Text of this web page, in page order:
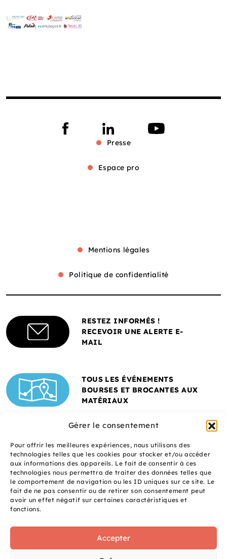
Gérer le consentement
Pour offrir les meilleures expériences, nous utilisons des
technologies telles que les cookies pour stocker et/ou accéder
aux informations des appareils. Le fait de consentir à ces
technologies nous permettra de traiter des données telles que
le comportement de navigation ou les ID uniques sur ce site. Le
fait de ne pas consentir ou de retirer son consentement peut
avoir un effet négatif sur certaines caractéristiques et
fonctions.
Accepter
Presse
Espace pro
Mentions légales
Politique de confidentialité
RESTEZ INFORMÉS !
RECEVOIR UNE ALERTE E-
MAIL
TOUS LES ÉVÉNEMENTS
BOURSES ET BROCANTES AUX
MATÉRIAUX
Un site réalisé avec
siteSq